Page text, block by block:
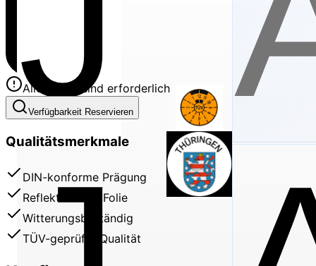
Alle Felder sind erforderlich
Verfügbarkeit Reservieren
Qualitätsmerkmale
DIN-konforme Prägung
Reflektierende Folie
Witterungsbeständig
TÜV-geprüfte Qualität